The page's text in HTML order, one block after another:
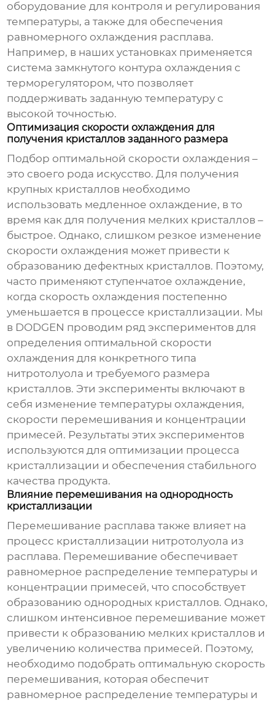
оборудование для контроля и регулирования
температуры, а также для обеспечения
равномерного охлаждения расплава.
Например, в наших установках применяется
система замкнутого контура охлаждения с
терморегулятором, что позволяет
поддерживать заданную температуру с
высокой точностью.
Оптимизация скорости охлаждения для
получения кристаллов заданного размера
Подбор оптимальной скорости охлаждения –
это своего рода искусство. Для получения
крупных кристаллов необходимо
использовать медленное охлаждение, в то
время как для получения мелких кристаллов –
быстрое. Однако, слишком резкое изменение
скорости охлаждения может привести к
образованию дефектных кристаллов. Поэтому,
часто применяют ступенчатое охлаждение,
когда скорость охлаждения постепенно
уменьшается в процессе кристаллизации. Мы
в DODGEN проводим ряд экспериментов для
определения оптимальной скорости
охлаждения для конкретного типа
нитротолуола и требуемого размера
кристаллов. Эти эксперименты включают в
себя изменение температуры охлаждения,
скорости перемешивания и концентрации
примесей. Результаты этих экспериментов
используются для оптимизации процесса
кристаллизации и обеспечения стабильного
качества продукта.
Влияние перемешивания на однородность
кристаллизации
Перемешивание расплава также влияет на
процесс кристаллизации нитротолуола из
расплава. Перемешивание обеспечивает
равномерное распределение температуры и
концентрации примесей, что способствует
образованию однородных кристаллов. Однако,
слишком интенсивное перемешивание может
привести к образованию мелких кристаллов и
увеличению количества примесей. Поэтому,
необходимо подобрать оптимальную скорость
перемешивания, которая обеспечит
равномерное распределение температуры и